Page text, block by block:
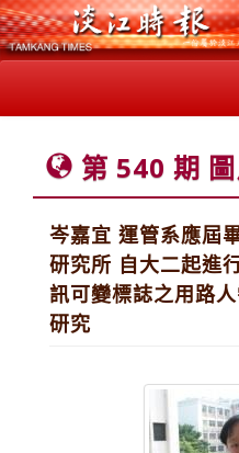
第 540 期
岑嘉宜 運管系應屆
研究所 自大二起進
訊可變標誌之用路
研究